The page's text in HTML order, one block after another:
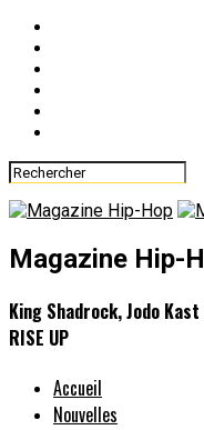
Magazine Hip-
King Shadrock, Jodo
RISE UP
Accueil
Nouvelles